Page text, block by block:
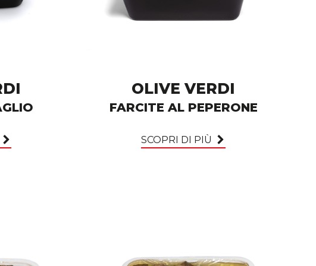
OLIVE VERDI
FARCITE AL PEPERONE
SCOPRI DI PIÙ